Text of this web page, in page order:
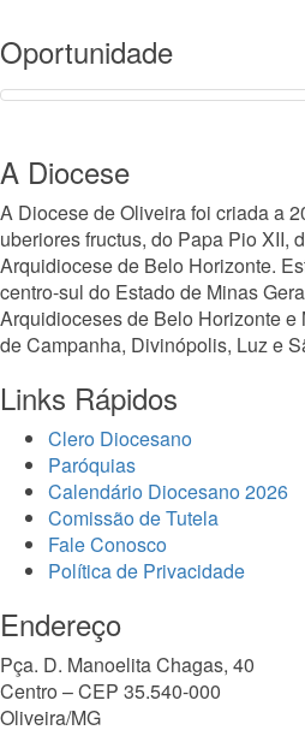
Oportunidade
A Diocese
A Diocese de Oliveira foi criada a
uberiores fructus, do Papa Pio XII,
Arquidiocese de Belo Horizonte.
centro-sul do Estado de Minas
Arquidioceses de Belo Horizonte
de Campanha, Divinópolis, Luz e
Links Rápidos
Clero Diocesano
Paróquias
Calendário Diocesano 2026
Comissão de Tutela
Fale Conosco
Política de Privacidade
Endereço
Pça. D. Manoelita Chagas, 40
Centro – CEP 35.540-000
Oliveira/MG